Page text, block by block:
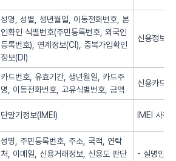
성명, 성별, 생년월일, 이동전화번호, 본
인확인 식별번호(주민등록번호, 외국인
등록번호), 연계정보(CI), 중복가입확인
정보(DI)
신용정보
카드번호, 유효기간, 생년월일, 카드주
명, 이동전화번호, 고유식별번호, 금액
신용카드
단말기정보(IMEI) IMEI 사전
성명, 주민등록번호, 주소, 국적, 연락
처, 이메일, 신용거래정보, 신용도 판단
- 실명인증